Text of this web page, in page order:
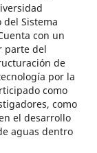
Sistema
con un
parte del
de
por la
como
como
el desarrollo
aguas dentro